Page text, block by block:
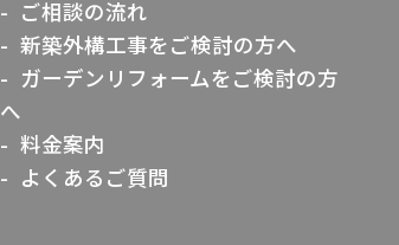
ご相談の流れ
新築外構工事をご検討の方へ
ガーデンリフォームをご検討の方
へ
料金案内
よくあるご質問